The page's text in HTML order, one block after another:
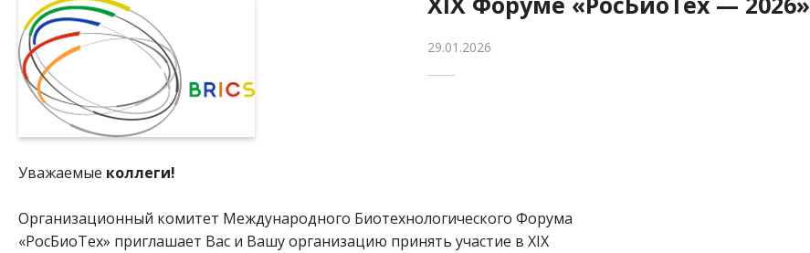
29.01.2026
Уважаемые коллеги!
Организационный комитет Международного Биотехнологического Форума
«РосБиоТех» приглашает Вас и Вашу организацию принять участие в ХIX